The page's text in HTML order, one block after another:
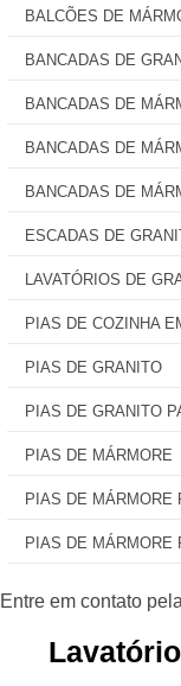
BALCÕES DE
BANCADAS DE
BANCADAS DE
BANCADAS DE
BANCADAS DE
ESCADAS DE
LAVATÓRIOS DE
PIAS DE COZINHA
PIAS DE GRANITO
PIAS DE GRANITO
PIAS DE MÁRMORE
PIAS DE MÁRMORE
PIAS DE MÁRMORE